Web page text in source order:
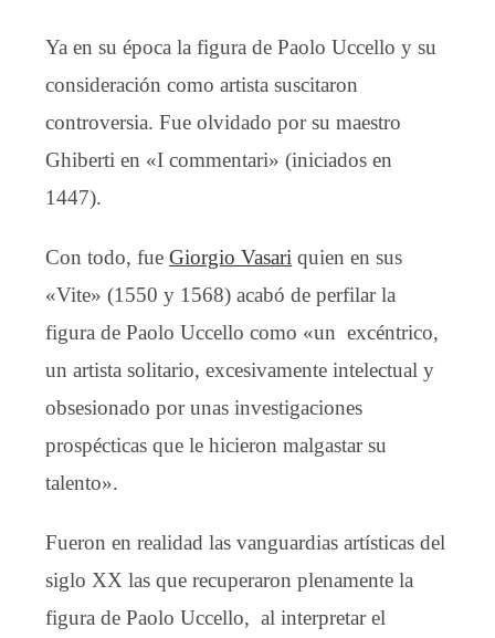
Ya en su época la figura de Paolo Uccello y su
consideración como artista suscitaron
controversia. Fue olvidado por su maestro
Ghiberti en «I commentari» (iniciados en
1447).
Con todo, fueGiorgio Vasari quien en sus
«Vite» (1550 y 1568) acabó de perfilar la
figura de Paolo Uccello como «un excéntrico,
un artista solitario, excesivamente intelectual y
obsesionado por unas investigaciones
prospécticas que le hicieron malgastar su
talento».
Fueron en realidad las vanguardias artísticas del
siglo XX las que recuperaron plenamente la
figura de Paolo Uccello, al interpretar el